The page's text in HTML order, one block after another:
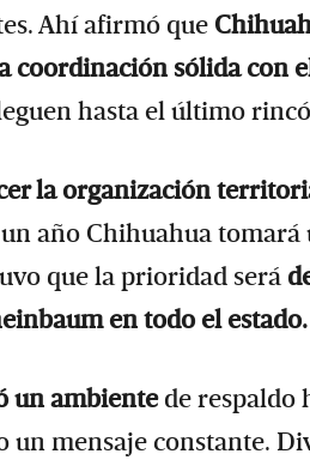
Ahí afirmó que
coordinación sólida con
hasta el último
la organización
año Chihuahua
que la prioridad será
en todo el estado.
un ambientede respaldo
un mensaje constante.